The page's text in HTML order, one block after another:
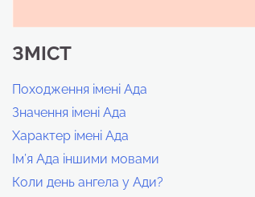
ЗМІСТ
Походження імені Ада
Значення імені Ада
Характер імені Ада
Ім’я Ада іншими мовами
Коли день ангела у Ади?